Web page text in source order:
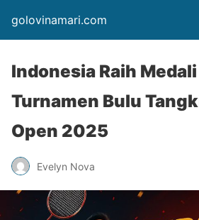
golovinamari.com
Indonesia Raih
Turnamen Bulu
Open 2025
Evelyn Nova